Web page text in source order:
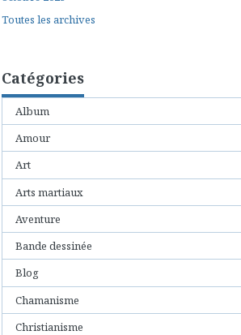
Toutes les archives
Catégories
Album
Amour
Art
Arts martiaux
Aventure
Bande dessinée
Blog
Chamanisme
Christianisme